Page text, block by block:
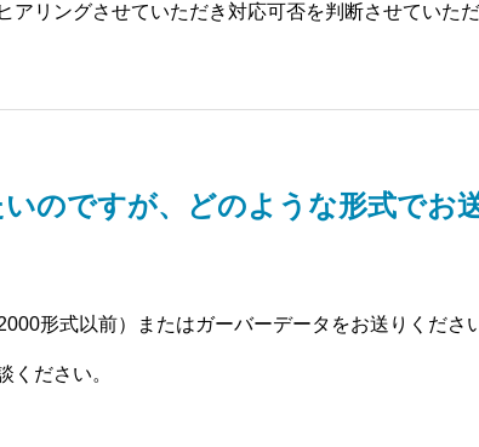
アリングさせていただき対応可否を判断させていた
のですが、どのような形式でお
形式以前）またはガーバーデータをお送りくださ
ください。